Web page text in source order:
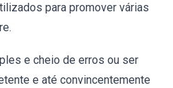
para promover várias
e cheio de erros ou ser
e até convincentemente